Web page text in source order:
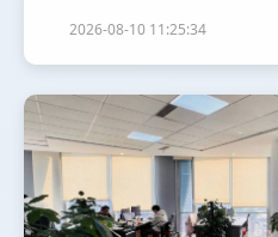
2026-08-10 11:25:34